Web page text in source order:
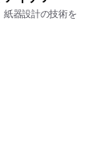
紙器設計の技術を